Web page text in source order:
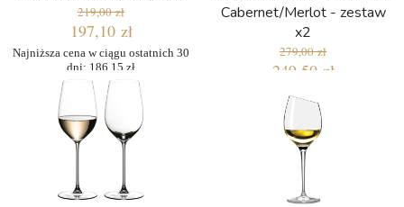
219,00 zł
197,10 zł
Najniższa cena w ciągu ostatnich 30
dni: 186,15 zł
Cabernet/Merlot - zestaw
x2
279,00 zł
249,50 zł
Najniższa cena w ciągu ostatnich 30
dni: 237,15 zł